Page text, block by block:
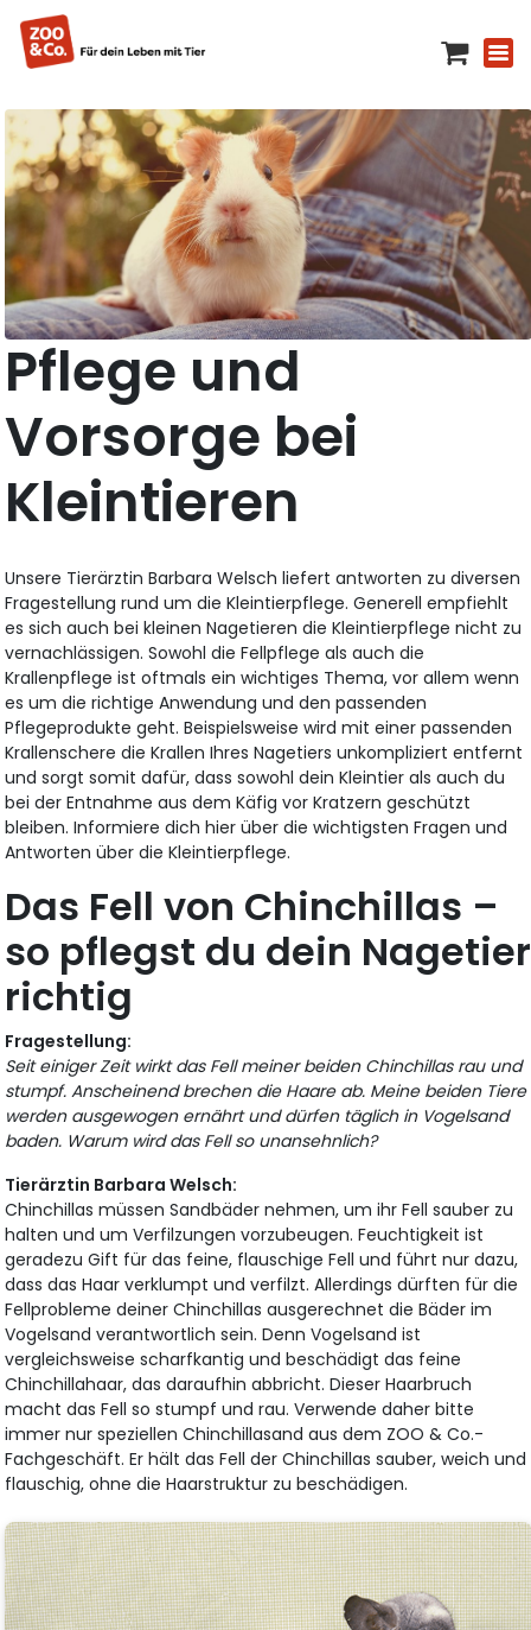
Pflege und
Vorsorge bei
Kleintieren
Unsere Tierärztin Barbara Welsch liefert antworten zu diversen
Fragestellung rund um die Kleintierpflege. Generell empfiehlt
es sich auch bei kleinen Nagetieren die Kleintierpflege nicht zu
vernachlässigen. Sowohl die Fellpflege als auch die
Krallenpflege ist oftmals ein wichtiges Thema, vor allem wenn
es um die richtige Anwendung und den passenden
Pflegeprodukte geht. Beispielsweise wird mit einer passenden
Krallenschere die Krallen Ihres Nagetiers unkompliziert entfernt
und sorgt somit dafür, dass sowohl dein Kleintier als auch du
bei der Entnahme aus dem Käfig vor Kratzern geschützt
bleiben. Informiere dich hier über die wichtigsten Fragen und
Antworten über die Kleintierpflege.
Das Fell von Chinchillas –
so pflegst du dein Nagetier
richtig
Fragestellung:
Seit einiger Zeit wirkt das Fell meiner beiden Chinchillas rau und
stumpf. Anscheinend brechen die Haare ab. Meine beiden Tiere
werden ausgewogen ernährt und dürfen täglich in Vogelsand
baden. Warum wird das Fell so unansehnlich?
Tierärztin Barbara Welsch:
Chinchillas müssen Sandbäder nehmen, um ihr Fell sauber zu
halten und um Verfilzungen vorzubeugen. Feuchtigkeit ist
geradezu Gift für das feine, flauschige Fell und führt nur dazu,
dass das Haar verklumpt und verfilzt. Allerdings dürften für die
Fellprobleme deiner Chinchillas ausgerechnet die Bäder im
Vogelsand verantwortlich sein. Denn Vogelsand ist
vergleichsweise scharfkantig und beschädigt das feine
Chinchillahaar, das daraufhin abbricht. Dieser Haarbruch
macht das Fell so stumpf und rau. Verwende daher bitte
immer nur speziellen Chinchillasand aus dem ZOO & Co.-
Fachgeschäft. Er hält das Fell der Chinchillas sauber, weich und
flauschig, ohne die Haarstruktur zu beschädigen.